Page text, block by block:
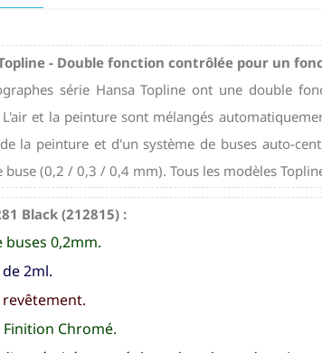
Topline - Double fonction contrôlée pour un
série Hansa Topline ont une double
et la peinture sont mélangés
la peinture et d'un système de buses auto-
buse (0,2 / 0,3 / 0,4 mm). Tous les modèles
Black (212815) :
buses 0,2mm.
de 2ml.
Chromé.